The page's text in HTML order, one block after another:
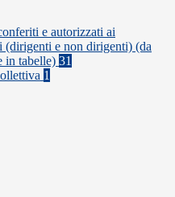
e autorizzati ai
(dirigenti e non dirigenti) (da
in tabelle) 31
1